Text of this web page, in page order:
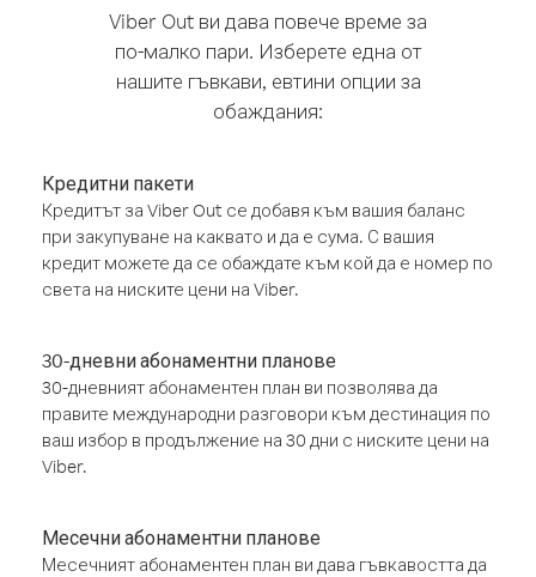
Viber Out ви дава повече време за
по-малко пари. Изберете една от
нашите гъвкави, евтини опции за
обаждания:
Кредитни пакети
Кредитът за Viber Out се добавя към вашия баланс
при закупуване на каквато и да е сума. С вашия
кредит можете да се обаждате към кой да е номер по
света на ниските цени на Viber.
30-дневни абонаментни планове
30-дневният абонаментен план ви позволява да
правите международни разговори към дестинация по
ваш избор в продължение на 30 дни с ниските цени на
Viber.
Месечни абонаментни планове
Месечният абонаментен план ви дава гъвкавостта да